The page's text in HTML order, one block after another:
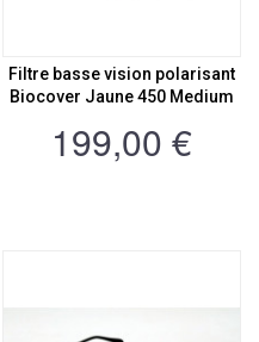
Filtre basse vision polarisant
Biocover Jaune 450 Medium
199,00 €